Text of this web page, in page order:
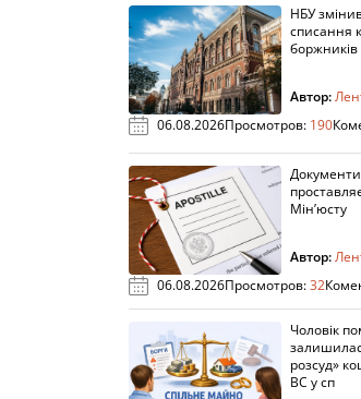
НБУ
списання
боржників
Автор:
06.08.2026Просмотров: 190
Мін’юсту
Автор:
06.08.2026Просмотров:32
Чоловік
розсуд»
ВС у сп